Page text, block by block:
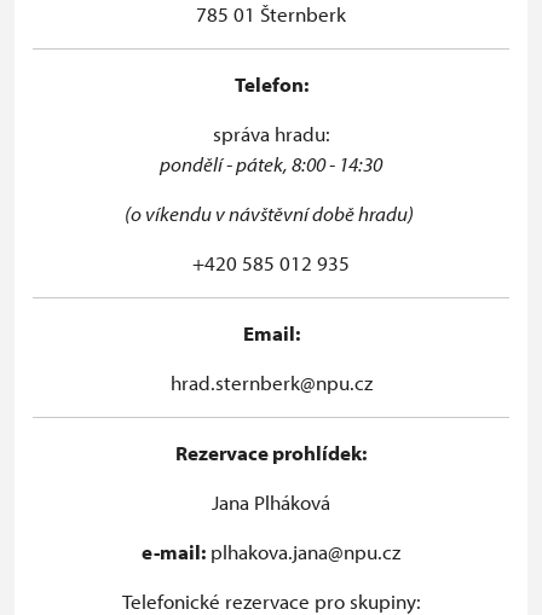
785 01 Šternberk
Telefon:
správa hradu:
pondělí - pátek, 8:00 - 14:30
(o víkendu v návštěvní době hradu)
+420 585 012 935
Email:
hrad.sternberk@npu.cz
Rezervace prohlídek:
Jana Plháková
e-mail: plhakova.jana@npu.cz
Telefonické rezervace pro skupiny: